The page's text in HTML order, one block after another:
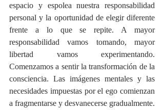
espacio y espolea nuestra responsabilidad
personal y la oportunidad de elegir diferente
frente a lo que se repite. A mayor
responsabilidad vamos tomando, mayor
libertad vamos experimentando.
Comenzamos a sentir la transformación de la
consciencia. Las imágenes mentales y las
necesidades impuestas por el ego comienzan
a fragmentarse y desvanecerse gradualmente.